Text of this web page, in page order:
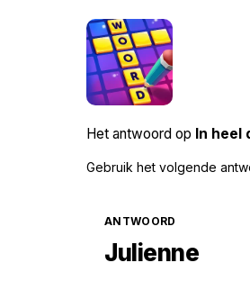
Het antwoord op In heel
Gebruik het volgende
ANTWOORD
Julienne